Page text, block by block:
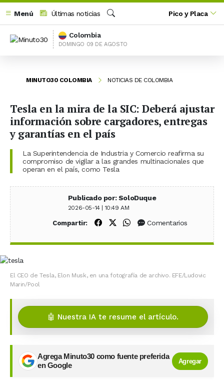
Menú
Últimas noticias
Buscar
Pico y Placa
Colombia
DOMINGO 09 DE AGOSTO
MINUTO30 COLOMBIA NOTICIAS DE COLOMBIA
Tesla en la mira de la SIC: Deberá ajustar
información sobre cargadores, entregas
y garantías en el país
La Superintendencia de Industria y Comercio reafirma su
compromiso de vigilar a las grandes multinacionales que
operan en el país, como Tesla
Publicado por: SoloDuque
2026-05-14 | 10:49 AM
Compartir: Compartir en Facebook
Compartir en X (Twitter)
Compartir en WhatsApp
Comentarios
El CEO de Tesla, Elon Musk, en una fotografía de archivo. EFE/Ludovic
Marin/Pool
🤖 Nuestra IA te resume el artículo.
Agrega Minuto30 como fuente preferida
en Google
Agregar